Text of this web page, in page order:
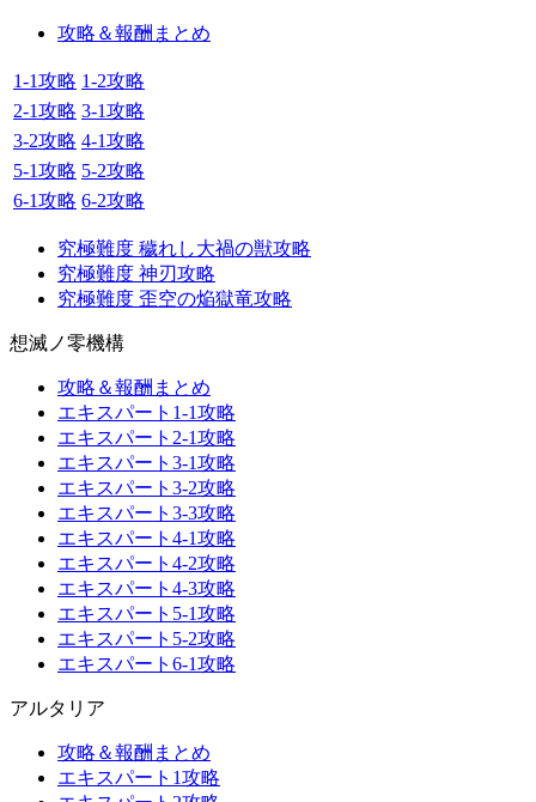
攻略＆報酬まとめ
1-1攻略 1-2攻略
2-1攻略 3-1攻略
3-2攻略 4-1攻略
5-1攻略 5-2攻略
6-1攻略 6-2攻略
究極難度 穢れし大禍の獣攻略
究極難度 神刃攻略
究極難度 歪空の焔獄竜攻略
想滅ノ零機構
攻略＆報酬まとめ
エキスパート1-1攻略
エキスパート2-1攻略
エキスパート3-1攻略
エキスパート3-2攻略
エキスパート3-3攻略
エキスパート4-1攻略
エキスパート4-2攻略
エキスパート4-3攻略
エキスパート5-1攻略
エキスパート5-2攻略
エキスパート6-1攻略
アルタリア
攻略＆報酬まとめ
エキスパート1攻略